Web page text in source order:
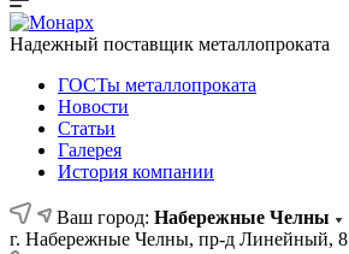
Надежный поставщик металлопроката
ГОСТы металлопроката
Новости
Статьи
Галерея
История компании
Ваш город: Набережные Челны
г. Набережные Челны, пр-д Линейный, 8